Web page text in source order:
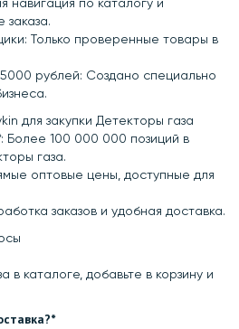
Только проверенные товары в
рублей: Создано специально
для закупки Детекторы газа
: Более 100 000 000 позиций в
газа.
оптовые цены, доступные для
заказов и удобная доставка.
в каталоге, добавьте в корзину и